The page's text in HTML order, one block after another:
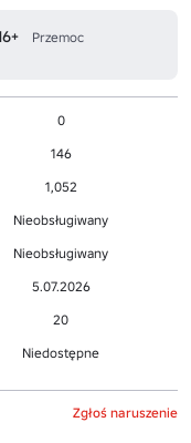
Przemoc
0
146
1,052
Nieobsługiwany
Nieobsługiwany
5.07.2026
20
Niedostępne
Zgłoś naruszenie